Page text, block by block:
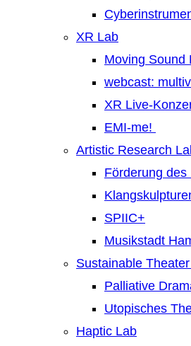
XR Lab
Moving Sound
webcast:
XR Live-
EMI-me!
Artistic Research
Förderung des
SPIIC+
Musikstadt
Sustainable
Palliative
Utopisches
Haptic Lab